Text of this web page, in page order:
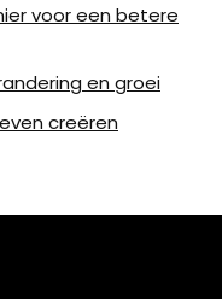
voor een betere
en groei
creëren